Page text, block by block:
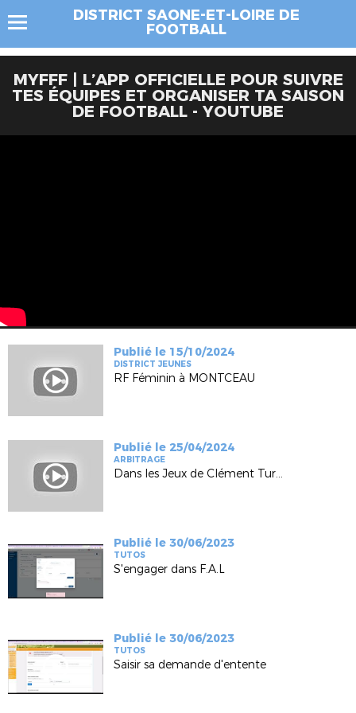
DISTRICT SAONE-ET-LOIRE DE
FOOTBALL
MYFFF | L’APP OFFICIELLE POUR SUIVRE
TES ÉQUIPES ET ORGANISER TA SAISON
DE FOOTBALL - YOUTUBE
Publié le 15/10/2024
DISTRICT JEUNES
RF Féminin à MONTCEAU
Publié le 25/04/2024
ARBITRAGE
Dans les Jeux de Clément Turpin
Publié le 30/06/2023
TUTOS
S'engager dans F.A.L
Publié le 30/06/2023
TUTOS
Saisir sa demande d'entente